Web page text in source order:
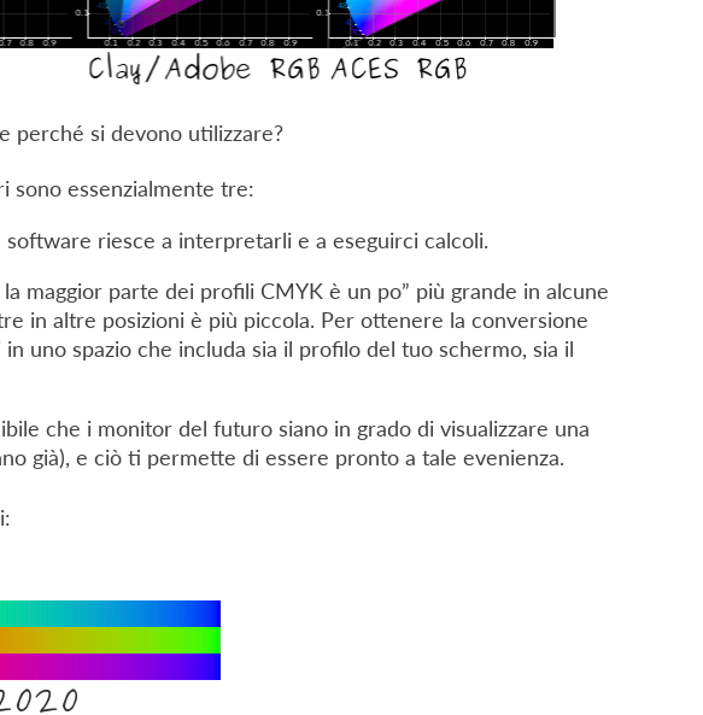
perché si devono utilizzare?
sono essenzialmente tre:
riesce a interpretarli e a eseguirci calcoli.
maggior parte dei profili CMYK è un po” più grande in alcune
in altre posizioni è più piccola. Per ottenere la conversione
uno spazio che includa sia il profilo del tuo schermo, sia il
che i monitor del futuro siano in grado di visualizzare una
già), e ciò ti permette di essere pronto a tale evenienza.